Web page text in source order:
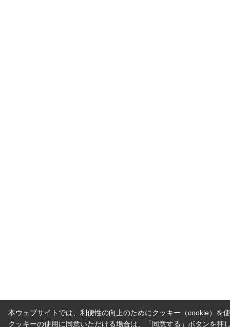
本ウェブサイトでは、利便性の向上のためにクッキー（cookie）を
クッキーの使用に同意いただける場合は、「同意する」ボタンを